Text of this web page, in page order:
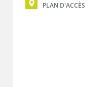
PLAN D'ACCÈS